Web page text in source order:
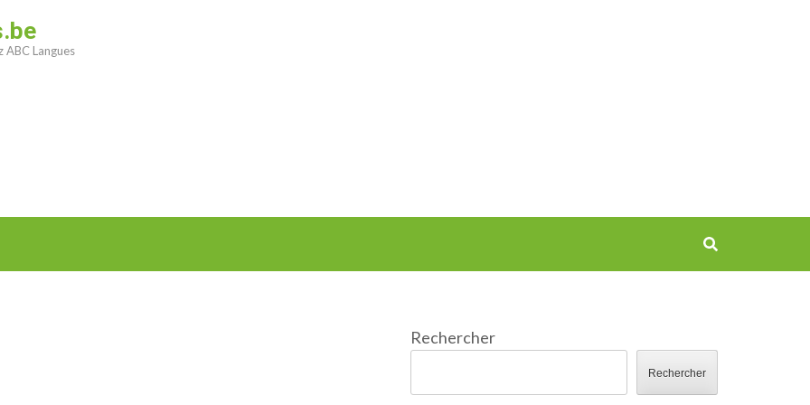
ABC Langues
Rechercher
Rechercher